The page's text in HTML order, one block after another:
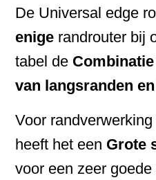
De Universal edge
enige randrouter bij
tabel de
van langsranden
Voor
heeft het een Grote
voor een zeer